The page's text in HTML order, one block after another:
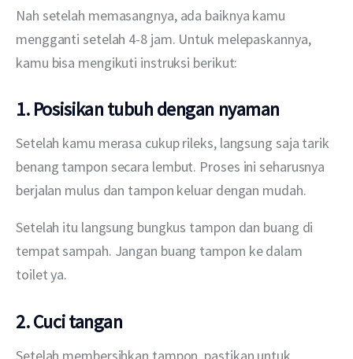
Nah setelah memasangnya, ada baiknya kamu
mengganti setelah 4-8 jam. Untuk melepaskannya,
kamu bisa mengikuti instruksi berikut:
1. Posisikan tubuh dengan nyaman
Setelah kamu merasa cukup rileks, langsung saja tarik
benang tampon secara lembut. Proses ini seharusnya
berjalan mulus dan tampon keluar dengan mudah.
Setelah itu langsung bungkus tampon dan buang di
tempat sampah. Jangan buang tampon ke dalam
toilet ya.
2. Cuci tangan